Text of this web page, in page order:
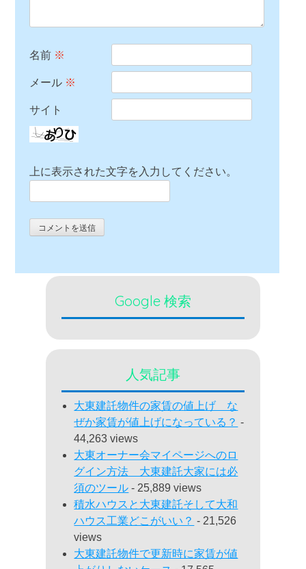
名前 ※
メール ※
サイト
上に表示された文字を入力してください。
Google 検索
人気記事
大東建託物件の家賃の値上げ な
ぜか家賃が値上げになっている？ -
44,263 views
大東オーナー会マイページへのロ
グイン方法 大東建託大家には必
須のツール - 25,889 views
積水ハウスと大東建託そして大和
ハウス工業どこがいい？ - 21,526
views
大東建託物件で更新時に家賃が値